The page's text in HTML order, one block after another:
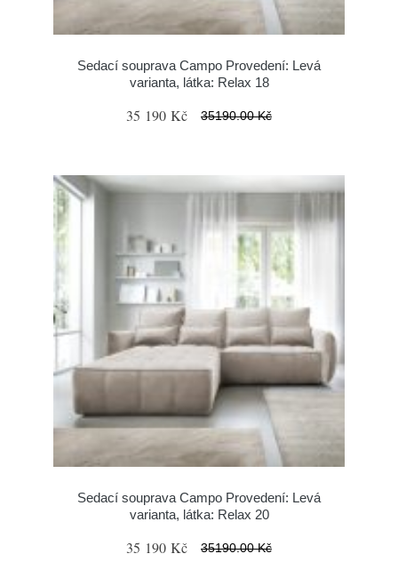
Sedací souprava Campo Provedení: Levá
varianta, látka: Relax 18
35 190 Kč 35190.00 Kč
Sedací souprava Campo Provedení: Levá
varianta, látka: Relax 20
35 190 Kč 35190.00 Kč